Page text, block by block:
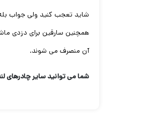
شاید تعجب کنید ولی جواب
همچنین سارقین برای دزدی
آن منصرف می شوند.
شما می توانید سایر چادرهای